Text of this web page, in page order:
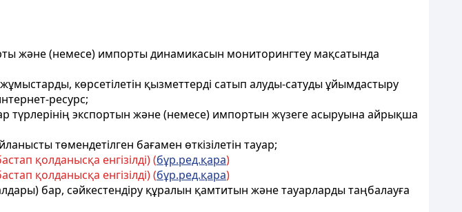
және (немесе) импорты динамикасын мониторингтеу мақсатында
көрсетілетін қызметтерді сатып алуды-сатуды ұйымдастыру
ресурс;
түрлерінің экспортын және (немесе) импортын жүзеге асыруына айрықша
төмендетілген бағамен өткізілетін тауар;
қолданысқа енгізілді) (бұр.ред.қара)
қолданысқа енгізілді) (бұр.ред.қара)
бар, сәйкестендіру құралын қамтитын және тауарларды таңбалауға